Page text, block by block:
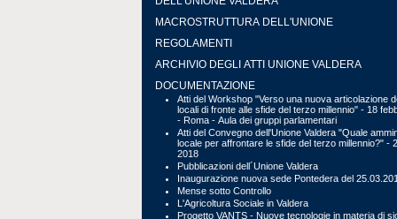
MACROSTRUTTURA DELL'UNIONE
REGOLAMENTI
ARCHIVIO DEGLI ATTI UNIONE VALDERA
DOCUMENTAZIONE
Atti del Workshop "Verso una nuova articolazione
locali di fronte alle sfide del terzo millennio" - 18
- Roma - Aula dei gruppi parlamentari
Atti del Convegno dell'Unione Valdera "Quale
locale per affrontare le sfide del terzo millennio?" -
2018
Pubblicazioni dell´Unione Valdera
Inaugurazione nuova sede Pontedera del
Mense sotto Controllo
L'Agricoltura Sociale in Valdera
Progetto VANTS - Nuove tecnologie in materia di